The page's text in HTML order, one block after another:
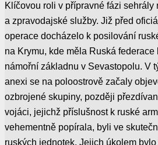
Klíčovou roli v přípravné fázi
a zpravodajské služby. Již před
operace docházelo k posilování
na Krymu, kde měla Ruská
námořní základnu v Sevastopolu. V
anexi se na poloostrově začaly
ozbrojené skupiny, později
vojáci, jejichž příslušnost k ruské
vehementně popírala, byli ve
ruských jednotek. Jejich úkolem